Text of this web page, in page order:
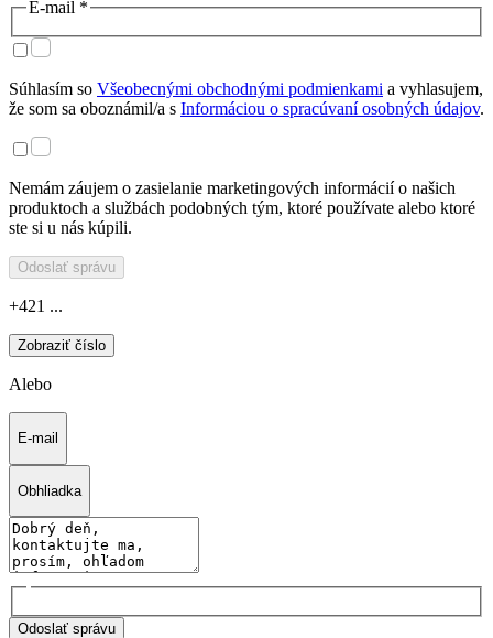
E-mail *
Súhlasím so Všeobecnými obchodnými podmienkami a vyhlasujem,
že som sa oboznámil/a s Informáciou o spracúvaní osobných údajov.
Nemám záujem o zasielanie marketingových informácií o našich
produktoch a službách podobných tým, ktoré používate alebo ktoré
ste si u nás kúpili.
Odoslať správu
+421 ...
Zobraziť číslo
Alebo
E-mail
Obhliadka
Odoslať správu